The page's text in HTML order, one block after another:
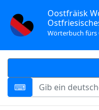
Oostfräisk
Wörterbuch fürs